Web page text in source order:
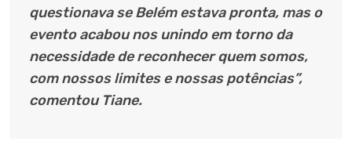
questionava se Belém estava pronta, mas o
evento acabou nos unindo em torno da
necessidade de reconhecer quem somos,
com nossos limites e nossas potências”,
comentou Tiane.